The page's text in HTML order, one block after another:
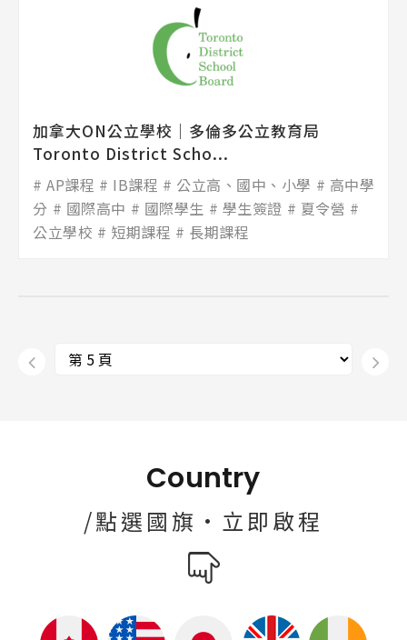
加拿大ON公立學校│多倫多公立教育局
Toronto District Scho...
AP課程 IB課程 公立高、國中、小學
高中學
分
國際高中 國際學生 學生簽證
夏令營
公立學校
短期課程 長期課程
Country
/點選國旗·立即啟程